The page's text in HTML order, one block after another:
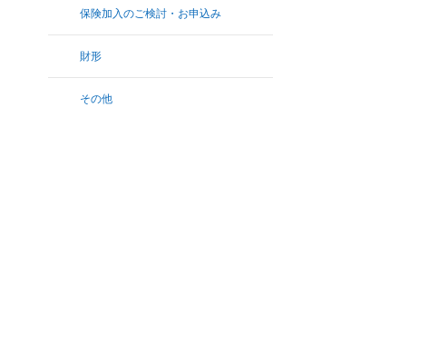
保険加入のご検討・お申込み
財形
その他